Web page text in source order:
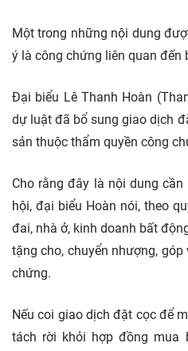
Một trong những nội dung
ý là công chứng liên quan đến
Đại biểu Lê Thanh Hoàn
dự luật đã bổ sung giao dịch
sản thuộc thẩm quyền công
Cho rằng đây là nội dung
hội, đại biểu Hoàn nói, theo
đai, nhà ở, kinh doanh bất
tặng cho, chuyển nhượng,
chứng.
Nếu coi giao dịch đặt cọc để
tách rời khỏi hợp đồng mua